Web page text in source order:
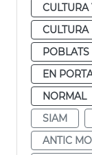
CULTURA
CULTURA
EN
NORMAL
SIAM
ANTIC